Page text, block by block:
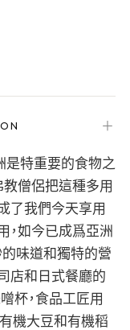
＋
是特重要的食物之
教僧侶把這種多用
了我們今天享用
，如今已成爲亞洲
味道和獨特的營
店和日式餐廳的
杯，食品工匠用
機大豆和有機稻